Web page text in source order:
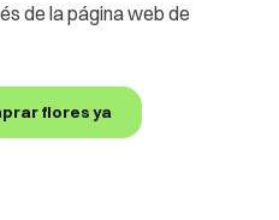
de la página web de
flores ya